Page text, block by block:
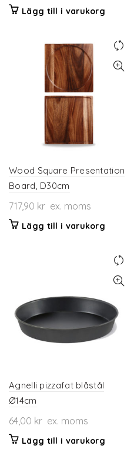
Lägg till i varukorg
Wood Square Presentation
Board, D30cm
717,90 kr ex. moms
Lägg till i varukorg
Agnelli pizzafat blåstål
Ø14cm
64,00 kr ex. moms
Lägg till i varukorg